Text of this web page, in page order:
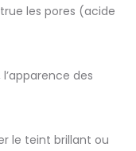
les pores (acide
des
le teint brillant ou